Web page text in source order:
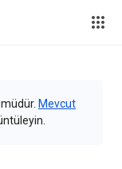
Mevcut